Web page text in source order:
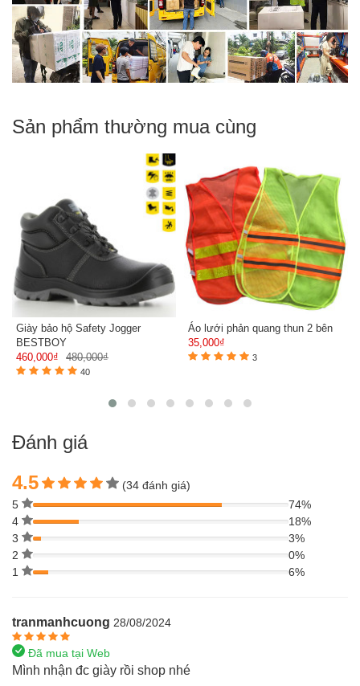
Sản phẩm thường mua cùng
Giày bảo hộ Safety Jogger
BESTBOY
460,000₫
480,000₫
40
Áo lưới phản quang thun 2 bên
35,000₫
3
Đánh giá
4.5
(34 đánh giá)
5
74%
4
18%
3
3%
2
0%
1
6%
tranmanhcuong 28/08/2024
Đã mua tại Web
Mình nhận đc giày rồi shop nhé